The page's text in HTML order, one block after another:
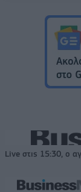
Live στις 15:30, ο